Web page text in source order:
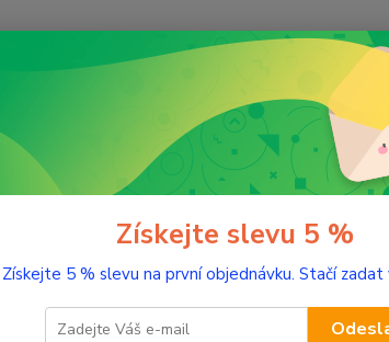
BIO éterické oleje Bio Levandule 5 ml
5 ml
Získejte slevu 5 %
Získejte 5 % slevu na první objednávku. Stačí zadat